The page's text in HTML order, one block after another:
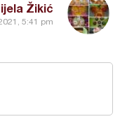
Žikić
5:41 pm